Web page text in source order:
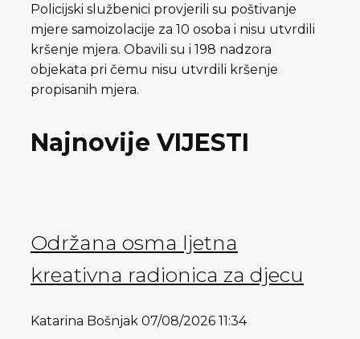
Policijski službenici provjerili su poštivanje
mjere samoizolacije za 10 osoba i nisu utvrdili
kršenje mjera. Obavili su i 198 nadzora
objekata pri čemu nisu utvrdili kršenje
propisanih mjera.
Najnovije VIJESTI
Održana osma ljetna
kreativna radionica za djecu
Katarina Bošnjak 07/08/2026 11:34